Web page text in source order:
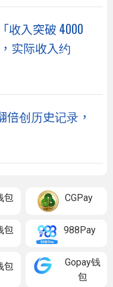
收入突破 4000
实际收入约
倍创历史记录，
包 CGPay
包 988Pay
包
Gopay钱
包